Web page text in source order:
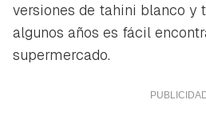
versiones de tahini blanco y
algunos años es fácil
supermercado.